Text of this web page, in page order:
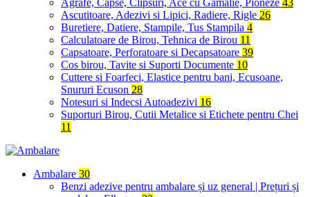
Agrafe, Capse, Clipsuri, Ace cu Gamalie, Pioneze 43
Ascutitoare, Adezivi si Lipici, Radiere, Rigle 26
Buretiere, Datiere, Stampile, Tus Stampila 4
Calculatoare de Birou, Tehnica de Birou 11
Capsatoare, Perforatoare si Decapsatoare 39
Cos birou, Tavite si Suporti Documente 10
Cuttere si Foarfeci, Elastice pentru bani, Ecusoane,
Snururi Ecuson 28
Notesuri si Indecsi Autoadezivi 16
Suporturi Birou, Cutii Metalice si Etichete pentru Chei
11
Ambalare 30
Benzi adezive pentru ambalare și uz general | Prețuri și